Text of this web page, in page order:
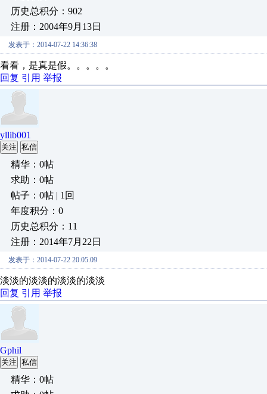
历史总积分：902
注册：2004年9月13日
发表于：2014-07-22 14:36:38
看看，是真是假。。。。。
回复 引用 举报
yllib001
关注 私信
精华：0帖
求助：0帖
帖子：0帖 | 1回
年度积分：0
历史总积分：11
注册：2014年7月22日
发表于：2014-07-22 20:05:09
淡淡的淡淡的淡淡的淡淡
回复 引用 举报
Gphil
关注 私信
精华：0帖